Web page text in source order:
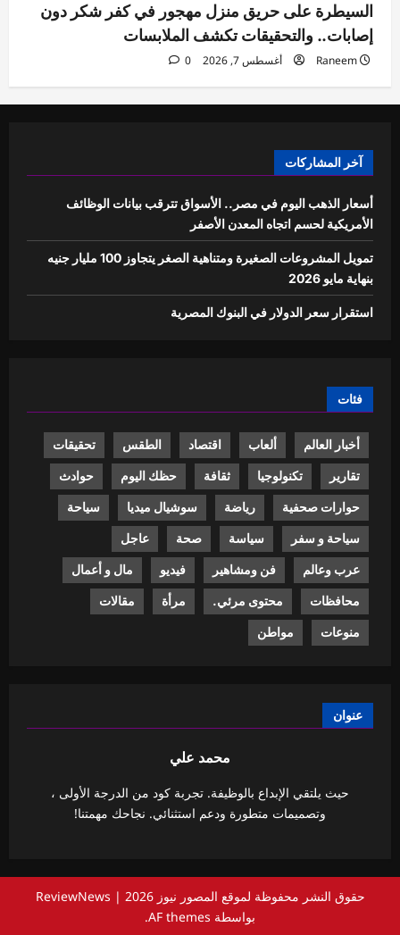
السيطرة على حريق منزل مهجور في كفر شكر دون
إصابات.. والتحقيقات تكشف الملابسات
Raneem أغسطس 7, 2026 0
آخر المشاركات
أسعار الذهب اليوم في مصر.. الأسواق تترقب بيانات الوظائف
الأمريكية لحسم اتجاه المعدن الأصفر
تمويل المشروعات الصغيرة ومتناهية الصغر يتجاوز 100 مليار جنيه
بنهاية مايو 2026
استقرار سعر الدولار في البنوك المصرية
فئات
أخبار العالم ألعاب اقتصاد الطقس تحقيقات
تقارير تكنولوجيا ثقافة حظك اليوم حوادث
حوارات صحفية رياضة سوشيال ميديا سياحة
سياحة و سفر سياسة صحة عاجل
عرب وعالم فن ومشاهير فيديو مال و أعمال
محافظات محتوى مرئي. مرأة مقالات
منوعات مواطن
عنوان
محمد علي
حيث يلتقي الإبداع بالوظيفة. تجربة كود من الدرجة الأولى ،
وتصميمات متطورة ودعم استثنائي. نجاحك مهمتنا!
حقوق النشر محفوظة لموقع المصور نيوز 2026 |
ReviewNews
بواسطة AF themes.